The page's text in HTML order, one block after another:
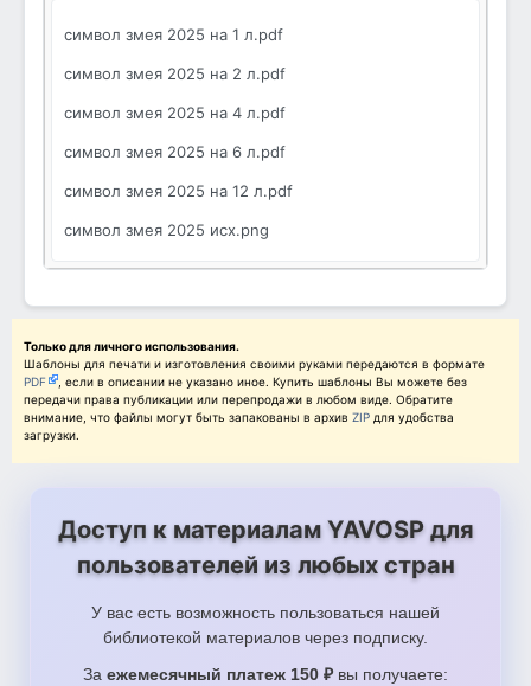
символ змея 2025 на 1 л.pdf
символ змея 2025 на 2 л.pdf
символ змея 2025 на 4 л.pdf
символ змея 2025 на 6 л.pdf
символ змея 2025 на 12 л.pdf
символ змея 2025 исх.png
Только для личного использования.
Шаблоны для печати и изготовления своими руками передаются в формате
PDF
, если в описании не указано иное. Купить шаблоны Вы можете без
передачи права публикации или перепродажи в любом виде. Обратите
внимание, что файлы могут быть запакованы в архив ZIP для удобства
загрузки.
Доступ к материалам YAVOSP для
пользователей из любых стран
У вас есть возможность пользоваться нашей
библиотекой материалов через подписку.
За ежемесячный платеж 150 ₽ вы получаете: